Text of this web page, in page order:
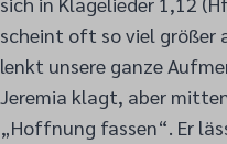
scheint oft so viel größer
lenkt unsere ganze
Jeremia klagt, aber
„Hoffnung fassen“. Er